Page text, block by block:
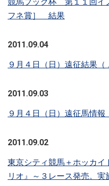
競馬ブック杯 第１１回イ
フネ賞］ 結果
2011.09.04
９月４日（日）遠征結果（
2011.09.03
９月４日（日）遠征馬情報
2011.09.02
東京シティ競馬＋ホッカイ
リオ』～３レース発売。実